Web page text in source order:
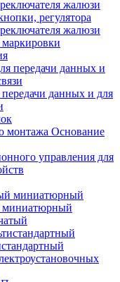
регулятора
жалюзи
данных и для
Основание
управления для
миниатюрный